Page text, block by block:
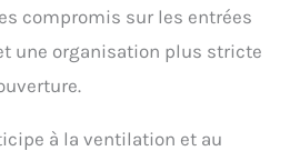
compromis sur les entrées
une organisation plus stricte
à la ventilation et au